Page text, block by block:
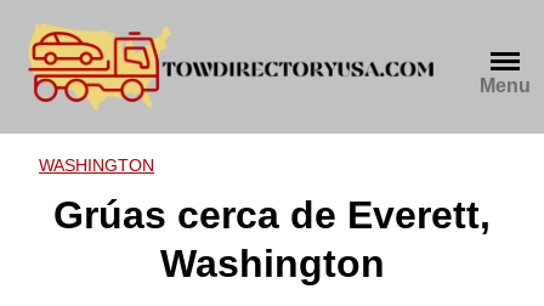
content
Menu
WASHINGTON
Grúas cerca de Everett,
Washington